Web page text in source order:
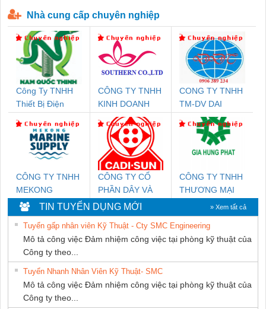
Nhà cung cấp chuyên nghiệp
Công Ty TNHH
Thiết Bị Điện
CÔNG TY TNHH
KINH DOANH
DỊCH VỤ XNK
PHƯƠNG NAM
CONG TY TNHH
TM-DV DAI
DONG THANH
CÔNG TY TNHH
MEKONG
MARINE SUPPLY
CÔNG TY CỔ
PHẦN DÂY VÀ
CÁP ĐIỆN
THƯỢNG ĐÌNH
CÔNG TY TNHH
THƯƠNG MẠI
DỊCH VỤ KỸ
THUẬT ĐIỆN CƠ
GIA HƯNG
PHÁT
TIN TUYỂN DỤNG MỚI » Xem tất cả
Tuyển gấp nhân viên Kỹ Thuật - Cty SMC Engineering
Mô tả công việc Đảm nhiệm công việc tại phòng kỹ thuật của
Công ty theo...
Tuyển Nhanh Nhân Viên Kỹ Thuật- SMC
Mô tả công việc Đảm nhiệm công việc tại phòng kỹ thuật của
Công ty theo...